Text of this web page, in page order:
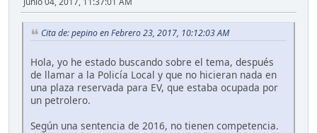
Cita de: pepino en Febrero 23, 2017, 10:12:03 AM
Hola, yo he estado buscando sobre el tema, después
de llamar a la Policía Local y que no hicieran nada en
una plaza reservada para EV, que estaba ocupada por
un petrolero.
Según una sentencia de 2016, no tienen competencia.